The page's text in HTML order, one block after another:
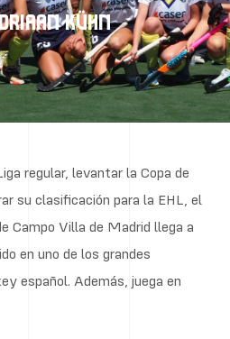
KÜHN
regular, levantar la Copa de
su clasificación para la EHL, el
Campo Villa de Madrid llega a
en uno de los grandes
español. Además, juega en